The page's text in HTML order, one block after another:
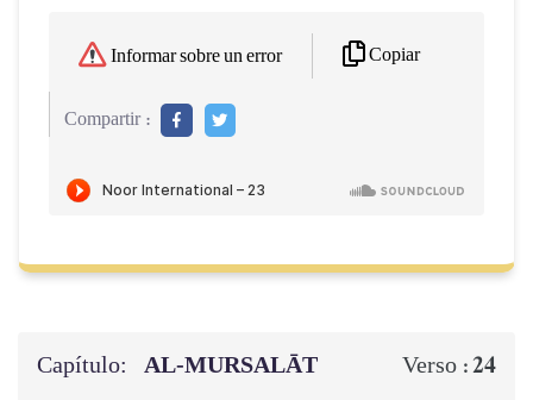
Informar sobre un error Copiar
Compartir :
Capítulo: AL‑MURSALĀT Verso :24